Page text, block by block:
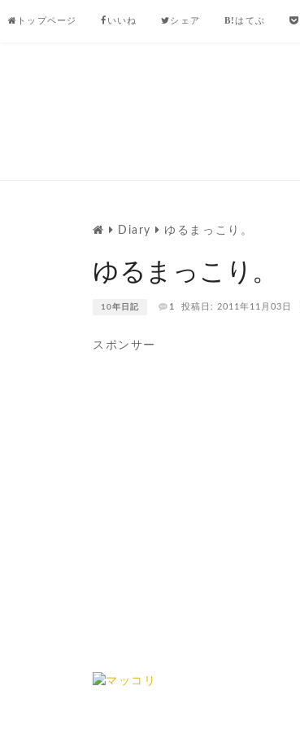
to
トップページ いいね シェア はてぶ
Diary ゆるまっこり。
ゆるまっこり。
10年日記 1 投稿日: 2011年11月03日
スポンサー